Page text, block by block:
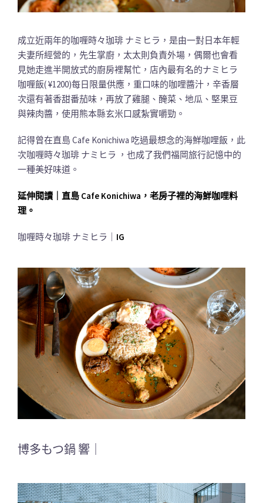
成立近兩年的咖喱時々珈琲 ナミヒラ，是由一對日本年輕
夫妻所經營的，先生掌廚，太太則負責外場，偶爾也會看
見她走進半開放式的廚房裡幫忙，店內最有名的ナミヒラ
咖喱飯( ¥1200)每日限量供應，重口味的咖哩醬汁，辛香層
次還有著香甜番茄味，再放了雞腿、醃菜、地瓜、堅果豆
與辣肉醬，使用熊本縣玄米口感紮實嚼勁。
記得曾在直島 Cafe Konichiwa 吃過最想念的海鮮咖哩飯，此
次咖喱時々珈琲 ナミヒラ ，也成了我們福岡旅行記憶中的
一種美好味道。
延伸閱讀｜直島 Cafe Konichiwa，老房子裡的海鮮咖哩料
理。
咖喱時々珈琲 ナミヒラ｜ IG
博多もつ鍋 響｜